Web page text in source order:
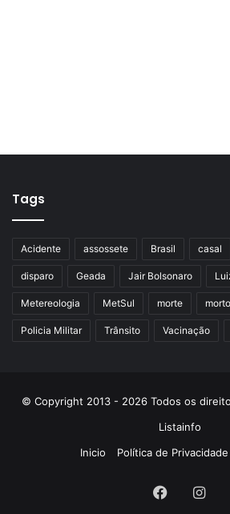
Tags
Acidente assossete Brasil casal
disparo Geada Jair Bolsonaro
Metereologia MetSul morte
Policia Militar Trânsito Vacinação
© Copyright 2013 - 2026 Todos os
Listainfo
Inicio
Política de Privacidade
Facebook